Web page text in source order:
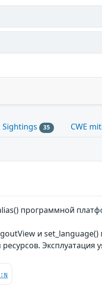
Sightings 35 CWE
программной
и